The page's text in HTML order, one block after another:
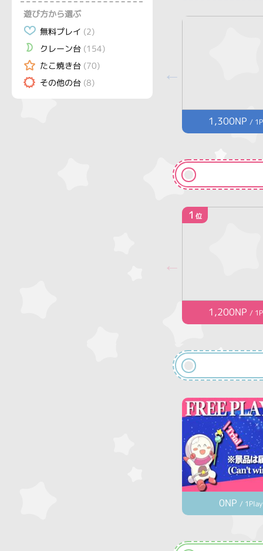
1,300NP /
1,200NP /
1 位
0NP / 1Play
遊び方から選ぶ
無料プレイ (2)
クレーン台 (154)
たこ焼き台 (70)
その他の台 (8)